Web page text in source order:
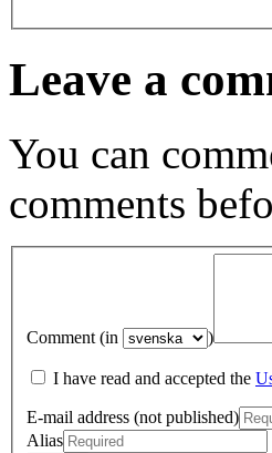
Leave a
You can
comments
Comment (in )
I have read and accepted the
E-mail address (not published)
Alias